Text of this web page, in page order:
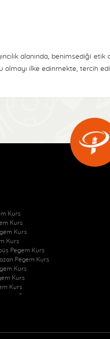
alanında, benimsediği
olmayı ilke edinmekte, tercih
Kurs
Kurs
Kurs
Kurs
Pegem Kurs
Pegem Kurs
Kurs
Kurs
Kurs
Pegem
Pegem Kurs